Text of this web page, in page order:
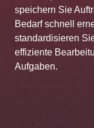
speichern Sie
Bedarf schnell
standardisieren
effiziente
Aufgaben.